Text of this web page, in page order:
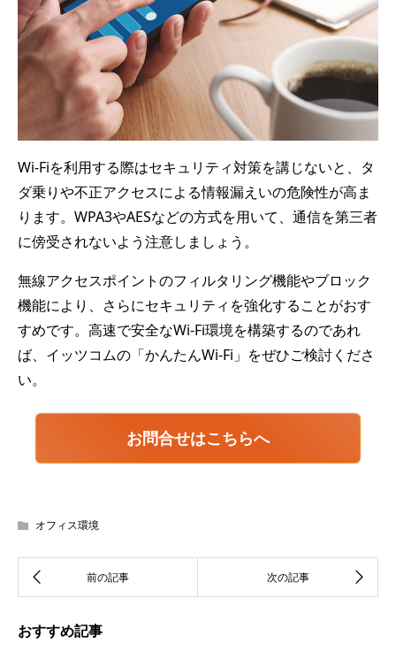
Wi-Fiを利用する際はセキュリティ対策を講じないと、タ
ダ乗りや不正アクセスによる情報漏えいの危険性が高ま
ります。WPA3やAESなどの方式を用いて、通信を第三者
に傍受されないよう注意しましょう。
無線アクセスポイントのフィルタリング機能やブロック
機能により、さらにセキュリティを強化することがおす
すめです。高速で安全なWi-Fi環境を構築するのであれ
ば、イッツコムの「かんたんWi-Fi」をぜひご検討くださ
い。
お問合せはこちらへ
オフィス環境
おすすめ記事